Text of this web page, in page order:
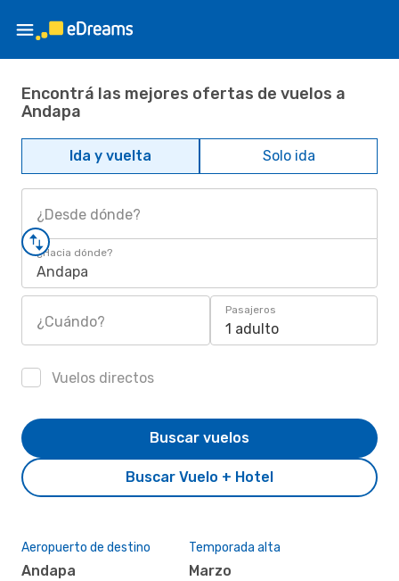
Encontrá las mejores ofertas de vuelos a
Andapa
Ida y vuelta Solo ida
¿Desde dónde?
¿Hacia dónde?
Andapa
¿Cuándo?
Pasajeros
1 adulto
Vuelos directos
Buscar Vuelo + Hotel
Buscar vuelos
Aeropuerto de destino
Andapa
Temporada alta
marzo